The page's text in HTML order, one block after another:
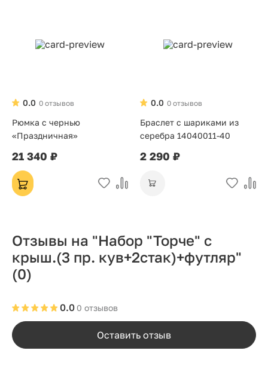
0 отзывов
0.0
Рюмка с чернью
«Праздничная»
21 340 ₽
0 отзывов
0.0
Браслет с шариками из
серебра 14040011-40
2 290 ₽
Отзывы на "Набор "Торче" с
крыш.(3 пр. кув+2стак)+футляр"
(0)
0 отзывов
0.0
Оставить отзыв